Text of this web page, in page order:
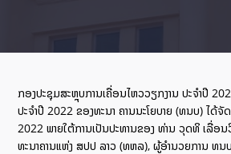
ກອງປະຊຸມສະຫຼຸບການເຄື່ອນໄຫວວຽກງານ ປະຈຳປີ
ປະຈຳປີ 2022 ຂອງທະນາ ຄານນະໂຍບາຍ (ທນບ) ໄດ້
2022 ພາຍໃຕ້ການເປັນປະທານຂອງ ທ່ານ ວຸດທິ ເລື່ອນ
ທະນາຄານແຫ່ງ ສປປ ລາວ (ທຫລ), ຜູ້ອຳນວຍການ ທນບ